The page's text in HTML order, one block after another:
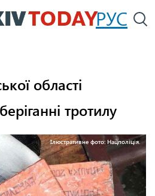
Перейти
до
РУС
області
тротилу
Ілюстративне фото: Нацполіція.